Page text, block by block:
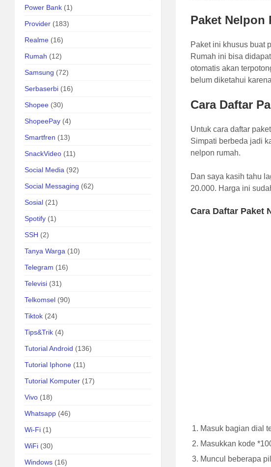
Paket Nelpon
Paket ini khusus buat
Rumah ini bisa
otomatis akan
belum diketahui
Cara Daftar
Untuk cara daftar
Simpati berbeda jadi
nelpon rumah.
Dan saya kasih tahu
20.000. Harga ini
Cara Daftar Paket
Masuk bagian dial
Masukkan kode
Muncul beberapa
Power Bank (1)
Provider (183)
Realme (16)
Rumah (12)
Samsung (72)
Serbaserbi (16)
Shopee (30)
ShopeePay (4)
Smartfren (13)
SnackVideo (11)
Social Media (92)
Social Messaging (62)
Sosial (21)
Spotify (1)
SSH (2)
Tanya Warga (10)
Telegram (16)
Televisi (31)
Telkomsel (90)
Tiktok (24)
Tips&Trik (4)
Tutorial Android (136)
Tutorial Iphone (11)
Tutorial Komputer (17)
Vivo (18)
Whatsapp (46)
Wi-Fi (1)
WiFi (30)
Windows (16)